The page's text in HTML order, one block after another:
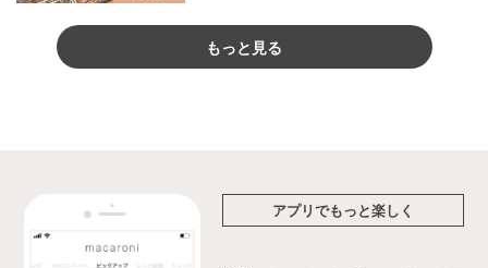
もっと見る
アプリでもっと楽しく